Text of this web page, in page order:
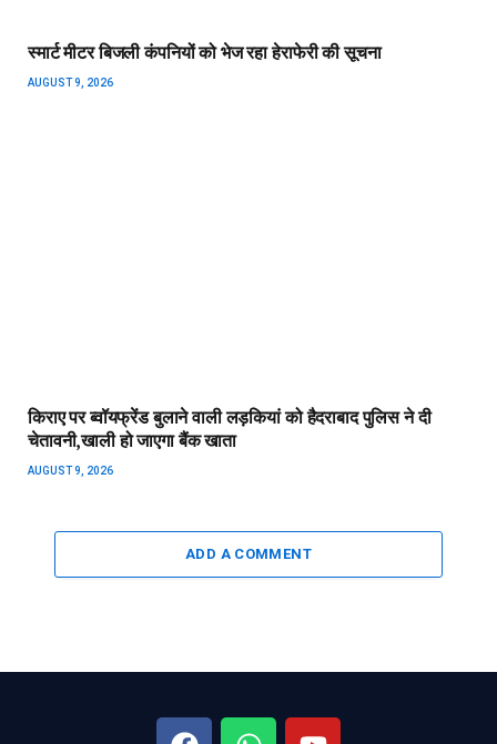
स्मार्ट मीटर बिजली कंपनियों को भेज रहा हेराफेरी की सूचना
AUGUST 9, 2026
किराए पर ब्वॉयफ्रेंड बुलाने वाली लड़कियां को हैदराबाद पुलिस ने दी
चेतावनी,खाली हो जाएगा बैंक खाता
AUGUST 9, 2026
ADD A COMMENT